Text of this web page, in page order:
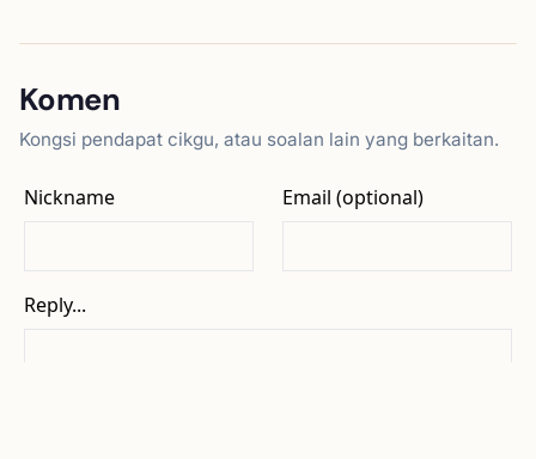
Komen
Kongsi pendapat cikgu, atau soalan lain yang berkaitan.